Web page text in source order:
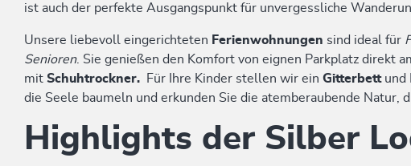
ist auch der perfekte Ausgangspunkt für unvergessliche
Unsere liebevoll eingerichteten Ferienwohnungen sind ideal für
Senioren. Sie genießen den Komfort von eignen Parkplatz direkt
mit Schuhtrockner. Für Ihre Kinder stellen wir ein Gitterbettund
die Seele baumeln und erkunden Sie die atemberaubende Natur,
Highlights der Silber